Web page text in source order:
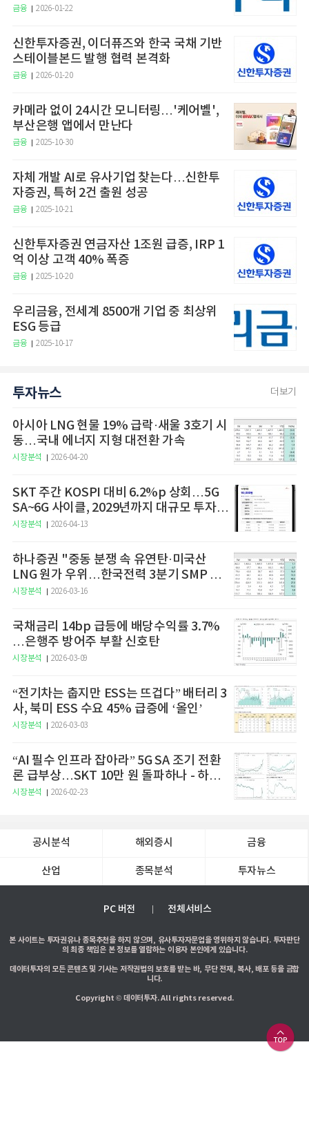
금융 2026-01-22
신한투자증권, 이더퓨즈와 한국 국채 기반
스테이블본드 발행 협력 본격화
금융 2026-01-20
카메라 없이 24시간 모니터링…'케어벨',
부산은행 앱에서 만난다
금융 2025-10-30
자체 개발 AI로 유사기업 찾는다…신한투
자증권, 특허 2건 출원 성공
금융 2025-10-21
신한투자증권 연금자산 1조원 급증, IRP 1
억 이상 고객 40% 폭증
금융 2025-10-20
우리금융, 전세계 8500개 기업 중 최상위
ESG 등급
금융 2025-10-17
투자뉴스 더보기
아시아 LNG 현물 19% 급락·새울 3호기 시
동…국내 에너지 지형 대전환 가속
시장분석 2026-04-20
SKT 주간 KOSPI 대비 6.2%p 상회…5G
SA~6G 사이클, 2029년까지 대규모 투자
예고
시장분석 2026-04-13
하나증권 "중동 분쟁 속 유연탄·미국산
LNG 원가 우위…한국전력 3분기 SMP 상
승 전망"
시장분석 2026-03-16
국채금리 14bp 급등에 배당수익률 3.7%
…은행주 방어주 부활 신호탄
시장분석 2026-03-09
“전기차는 춥지만 ESS는 뜨겁다” 배터리 3
사, 북미 ESS 수요 45% 급증에 ‘올인’
시장분석 2026-03-03
“AI 필수 인프라 잡아라” 5G SA 조기 전환
론 급부상…SKT 10만 원 돌파하나 - 하나
증권
시장분석 2026-02-23
공시분석 해외증시 금융
산업 종목분석 투자뉴스
PC 버전 전체서비스
본 사이트는 투자권유나 종목추천을 하지 않으며, 유사투자자문업을 영위하지 않습니다. 투자판단
의 최종 책임은 본 정보를 열람하는 이용자 본인에게 있습니다.
데이터투자의 모든 콘텐츠 및 기사는 저작권법의 보호를 받는 바, 무단 전재, 복사, 배포 등을 금합
니다.
Copyright © 데이터투자. All rights reserved.